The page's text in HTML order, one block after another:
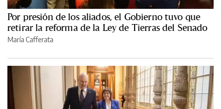
Por presión de los aliados, el Gobierno tuvo que
retirar la reforma de la Ley de Tierras del Senado
María Cafferata